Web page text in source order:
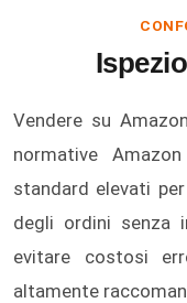
Vendere su
normative
standard elevati
degli ordini senza
evitare costosi
altamente